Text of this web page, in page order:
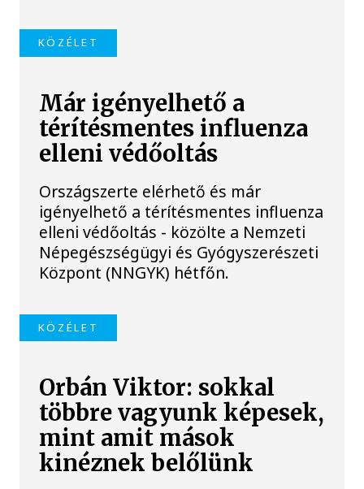
KÖZÉLET
Már igényelhető a
térítésmentes influenza
elleni védőoltás
Országszerte elérhető és már
igényelhető a térítésmentes influenza
elleni védőoltás - közölte a Nemzeti
Népegészségügyi és Gyógyszerészeti
Központ (NNGYK) hétfőn.
KÖZÉLET
Orbán Viktor: sokkal
többre vagyunk képesek,
mint amit mások
kinéznek belőlünk